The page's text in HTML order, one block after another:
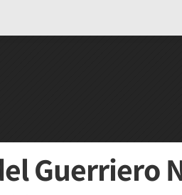
Guerriero